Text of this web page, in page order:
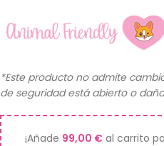
*Este producto no admite
de seguridad está abierto o
¡Añade 99,00 € al carrito